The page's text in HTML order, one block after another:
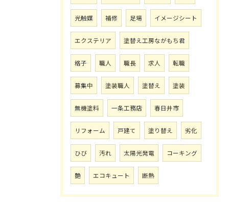
光触媒 補修 足場 イメージシート
エクステリア 塗替え工房ながもち君
格子 職人 職長 求人 転職
募集中 塗装職人 塗替え 塗装
無機塗料 一条工務店 春日井市
リフォーム 戸建て 塗り替え 劣化
ひび 汚れ 太陽光発電 コーキング
艶 エコキュート 断熱